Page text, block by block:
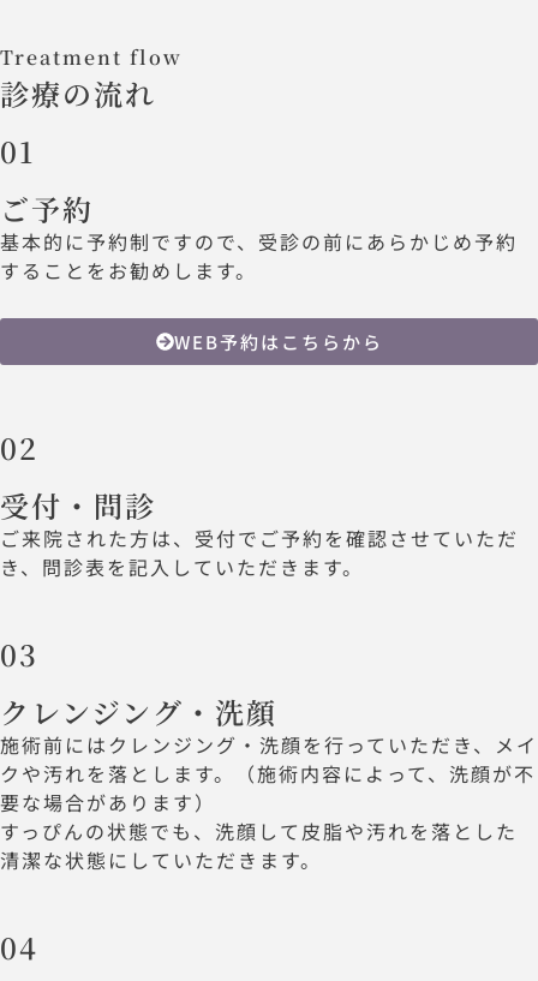
Treatment flow
診療の流れ
01
ご予約
基本的に予約制ですので、受診の前にあらかじめ予約
することをお勧めします。
WEB予約はこちらから
02
受付・問診
ご来院された方は、受付でご予約を確認させていただ
き、問診表を記入していただきます。
03
クレンジング・洗顔
施術前にはクレンジング・洗顔を行っていただき、メイ
クや汚れを落とします。（施術内容によって、洗顔が不
要な場合があります）
すっぴんの状態でも、洗顔して皮脂や汚れを落とした
清潔な状態にしていただきます。
04